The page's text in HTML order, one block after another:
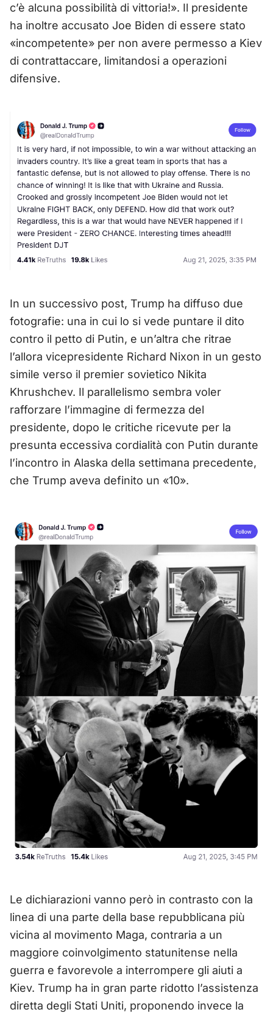
c’è alcuna possibilità di vittoria!». Il presidente
ha inoltre accusato Joe Biden di essere stato
«incompetente» per non avere permesso a Kiev
di contrattaccare, limitandosi a operazioni
difensive.
In un successivo post, Trump ha diffuso due
fotografie: una in cui lo si vede puntare il dito
contro il petto di Putin, e un’altra che ritrae
l’allora vicepresidente Richard Nixon in un gesto
simile verso il premier sovietico Nikita
Khrushchev. Il parallelismo sembra voler
rafforzare l’immagine di fermezza del
presidente, dopo le critiche ricevute per la
presunta eccessiva cordialità con Putin durante
l’incontro in Alaska della settimana precedente,
che Trump aveva definito un «10».
Le dichiarazioni vanno però in contrasto con la
linea di una parte della base repubblicana più
vicina al movimento Maga, contraria a un
maggiore coinvolgimento statunitense nella
guerra e favorevole a interrompere gli aiuti a
Kiev. Trump ha in gran parte ridotto l’assistenza
diretta degli Stati Uniti, proponendo invece la